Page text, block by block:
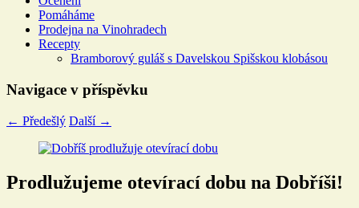
Pomáháme
Prodejna na Vinohradech
Recepty
Bramborový guláš s Davelskou Spišskou klobásou
Navigace v příspěvku
← Předešlý Další →
Prodlužujeme otevírací dobu na Dobříši!